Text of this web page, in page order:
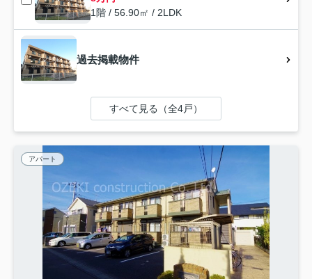
1階 / 56.90㎡ / 2LDK
過去掲載物件
すべて見る（全4戸）
アパート